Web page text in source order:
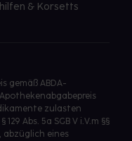
& Korsetts
gemäß ABDA-
zulasten
Abs. 5a SGB V i.V.m §§
abzüglich eines